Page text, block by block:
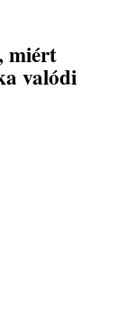
miért
valódi